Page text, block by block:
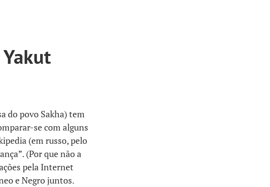
do povo Sakha) tem
se com alguns
(em russo, pelo
(Por que não a
pela Internet
e Negro juntos.